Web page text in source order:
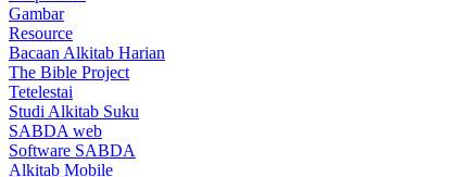
Gambar
Resource
Bacaan Alkitab Harian
The Bible Project
Tetelestai
Studi Alkitab Suku
SABDA web
Software SABDA
Alkitab Mobile